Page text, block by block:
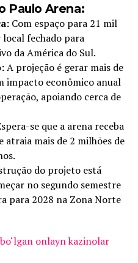
Paulo Arena:
Com espaço para 21 mil
local fechado para
da América do Sul.
A projeção é gerar mais de
impacto econômico anual
apoiando cerca de
se que a arena receba
atraia mais de 2 milhões de
do projeto está
no segundo semestre
para 2028 na Zona Norte
onlayn kazinolar